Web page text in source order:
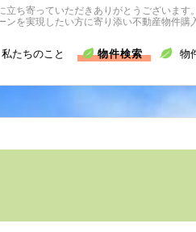
立ち寄っていただきありがとうございま
を実現したい方に寄り添い不動産物件購
私たちのこと 物件検索 物